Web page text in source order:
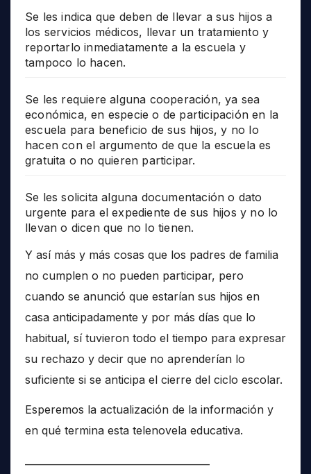
Se les indica que deben de llevar a sus hijos a
los servicios médicos, llevar un tratamiento y
reportarlo inmediatamente a la escuela y
tampoco lo hacen.
Se les requiere alguna cooperación, ya sea
económica, en especie o de participación en la
escuela para beneficio de sus hijos, y no lo
hacen con el argumento de que la escuela es
gratuita o no quieren participar.
Se les solicita alguna documentación o dato
urgente para el expediente de sus hijos y no lo
llevan o dicen que no lo tienen.
Y así más y más cosas que los padres de familia
no cumplen o no pueden participar, pero
cuando se anunció que estarían sus hijos en
casa anticipadamente y por más días que lo
habitual, sí tuvieron todo el tiempo para expresar
su rechazo y decir que no aprenderían lo
suficiente si se anticipa el cierre del ciclo escolar.
Esperemos la actualización de la información y
en qué termina esta telenovela educativa.